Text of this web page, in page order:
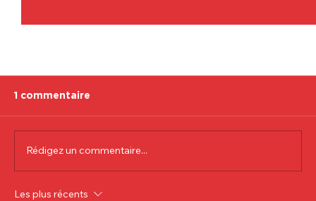
Communiqué officiel Lionel Colson
1 commentaire
Rédigez un commentaire...
Les plus récents